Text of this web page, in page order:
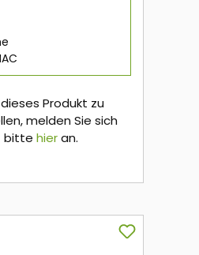
Produkt zu
melden Sie sich
bittehieran.